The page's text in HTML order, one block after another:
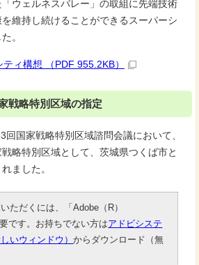
ウェルネスバレー」の取組に先端技術
維持し続けることができるスーパーシ
。
ィ構想 （PDF 955.2KB）
戦略特別区域の指定
国家戦略特別区域諮問会議において、
略特別区域として、茨城県つくば市と
ました。
ただくには、「Adobe（R）
です。お持ちでない方はアドビシステ
いウィンドウ）からダウンロード（無